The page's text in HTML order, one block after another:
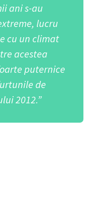
ani s-au
lucru
cu un climat
acestea
puternice
de
2012.”